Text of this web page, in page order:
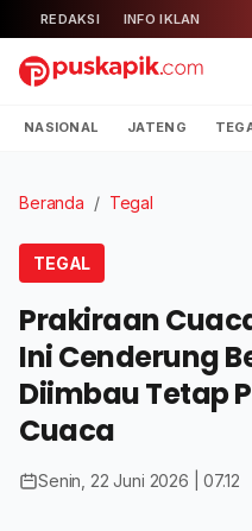
REDAKSI INFO IKLAN
NASIONAL JATENG
Beranda / Tegal
TEGAL
Prakiraan
Ini Cenderung
Diimbau Tetap
Cuaca
Senin, 22 Juni 2026 | 07.12